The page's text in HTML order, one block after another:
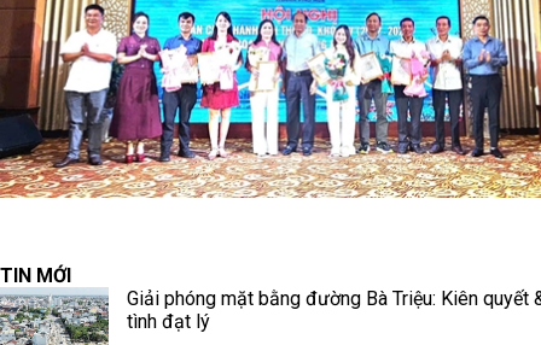
TIN MỚI
Giải phóng mặt bằng đường Bà Triệu: Kiên quyết
tình đạt lý